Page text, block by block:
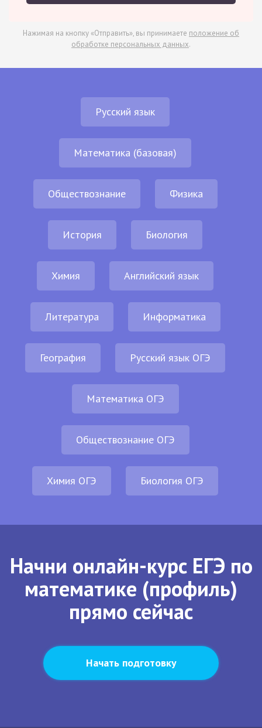
Нажимая на кнопку «Отправить», вы принимаете положение об
обработке персональных данных.
Русский язык
Математика (базовая)
Обществознание Физика
История Биология
Химия Английский язык
Литература Информатика
География Русский язык ОГЭ
Математика ОГЭ
Обществознание ОГЭ
Химия ОГЭ Биология ОГЭ
Начни онлайн-курс ЕГЭ по
математике (профиль)
прямо сейчас
Начать подготовку